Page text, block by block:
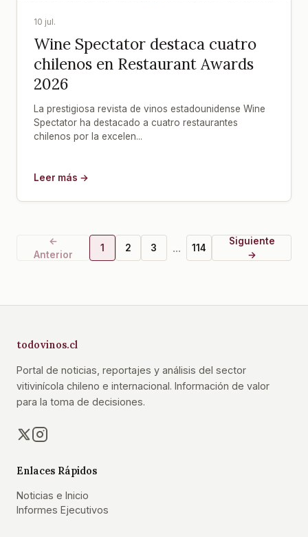
10 jul.
Wine Spectator destaca cuatro
chilenos en Restaurant Awards
2026
La prestigiosa revista de vinos estadounidense Wine
Spectator ha destacado a cuatro restaurantes
chilenos por la excelen...
Leer más →
←
Anterior
1 2 3 ... 114
Siguiente
→
todovinos.cl
Portal de noticias, reportajes y análisis del sector
vitivinícola chileno e internacional. Información de valor
para la toma de decisiones.
Enlaces Rápidos
Noticias e Inicio
Informes Ejecutivos